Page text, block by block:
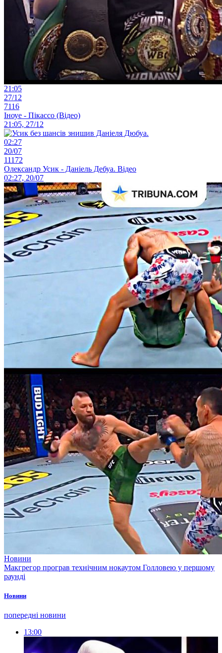
21:05
27/12
7116
Іноуе - Пікассо (Відео)
21:05, 27/12
02:27
20/07
11172
Олександр Усик - Даніель Дебуа. Відео
02:27, 20/07
Новини
Макгрегор програв технічним нокаутом Голловею у першому
раунді
Новини
попередні новини
13:00